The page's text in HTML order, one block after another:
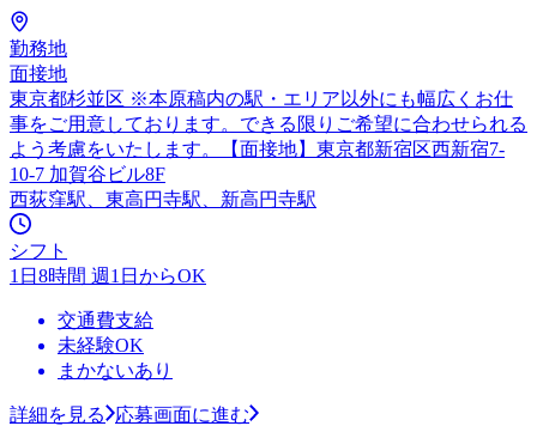
勤務地
面接地
東京都杉並区 ※本原稿内の駅・エリア以外にも幅広くお仕
事をご用意しております。できる限りご希望に合わせられる
よう考慮をいたします。【面接地】東京都新宿区西新宿7-
10-7 加賀谷ビル8F
西荻窪駅、東高円寺駅、新高円寺駅
シフト
1日8時間 週1日からOK
交通費支給
未経験OK
まかないあり
詳細を見る 応募画面に進む